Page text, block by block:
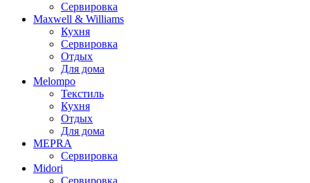
Сервировка
Maxwell & Williams
Кухня
Сервировка
Отдых
Для дома
Melompo
Текстиль
Кухня
Отдых
Для дома
MEPRA
Сервировка
Midori